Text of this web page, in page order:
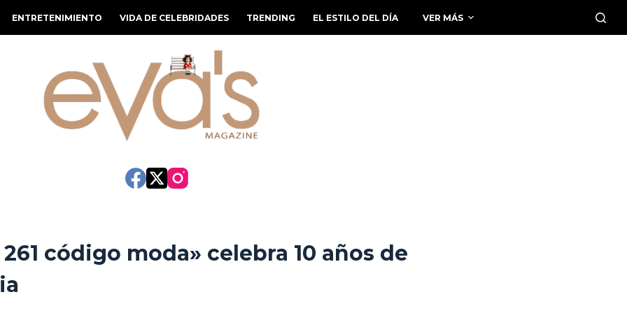
ENTRETENIMIENTO VIDA DE CELEBRIDADES TRENDING EL ESTILO DEL DÍA VER MÁS
261 código moda» celebra 10 años de